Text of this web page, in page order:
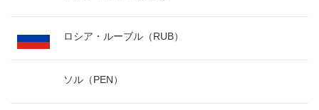
ロシア・ルーブル（RUB）
ソル（PEN）